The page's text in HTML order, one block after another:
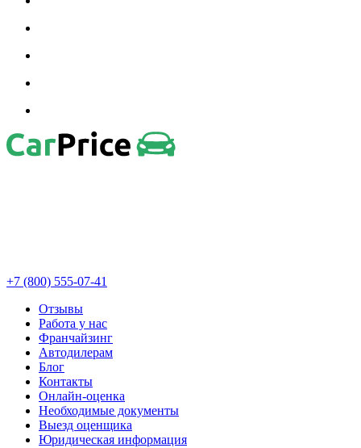
+7 (800) 555-07-41
Отзывы
Работа у нас
Франчайзинг
Автодилерам
Блог
Контакты
Онлайн-оценка
Необходимые документы
Выезд оценщика
Юридическая информация